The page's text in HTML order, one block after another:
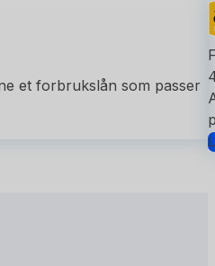
et forbrukslån som passer